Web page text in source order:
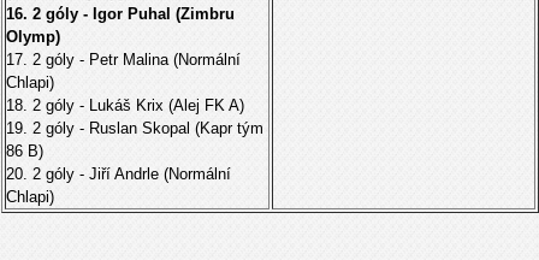
16. 2 góly - Igor Puhal (Zimbru
Olymp)
17. 2 góly - Petr Malina (Normální
Chlapi)
18. 2 góly - Lukáš Krix (Alej FK A)
19. 2 góly - Ruslan Skopal (Kapr tým
86 B)
20. 2 góly - Jiří Andrle (Normální
Chlapi)